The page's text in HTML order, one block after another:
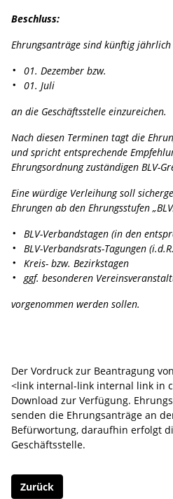
Beschluss:
Ehrungsanträge sind künftig
01. Dezember bzw.
01. Juli
an die Geschäftsstelle einzureichen.
Nach diesen Terminen tagt die
und spricht entsprechende
Ehrungsordnung zuständigen BLV-
Eine würdige Verleihung soll
Ehrungen ab den Ehrungsstufen
BLV-Verbandstagen (in den
BLV-Verbandsrats-Tagungen
Kreis- bzw. Bezirkstagen
ggf. besonderen
vorgenommen werden sollen.
Der Vordruck zur Beantragung
<link internal-link internal link in
Download zur Verfügung.
senden die Ehrungsanträge an
Befürwortung, daraufhin erfolgt
Geschäftsstelle.
Zurück